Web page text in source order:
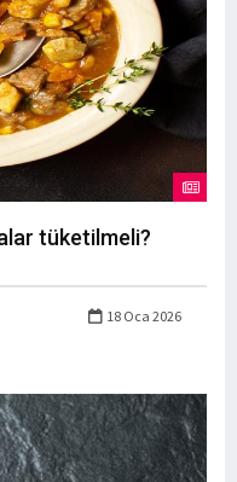
tüketilmeli?
18 Oca 2026